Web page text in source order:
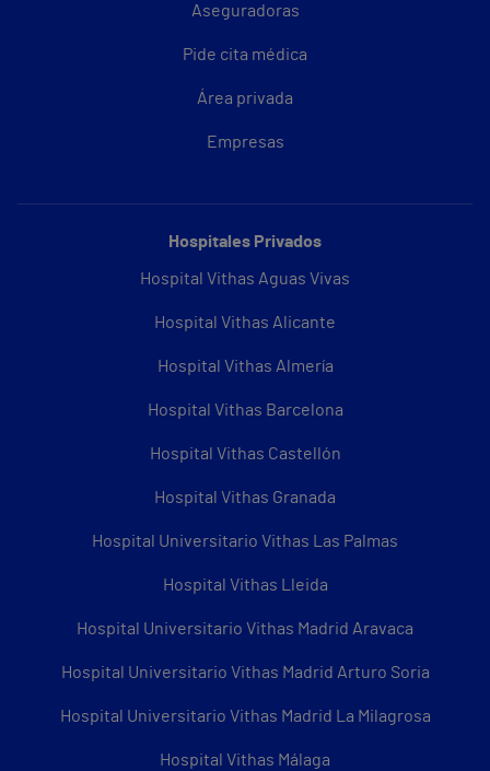
Aseguradoras
Pide cita médica
Área privada
Empresas
Hospitales Privados
Hospital Vithas Aguas Vivas
Hospital Vithas Alicante
Hospital Vithas Almería
Hospital Vithas Barcelona
Hospital Vithas Castellón
Hospital Vithas Granada
Hospital Universitario Vithas Las Palmas
Hospital Vithas Lleida
Hospital Universitario Vithas Madrid Aravaca
Hospital Universitario Vithas Madrid Arturo Soria
Hospital Universitario Vithas Madrid La Milagrosa
Hospital Vithas Málaga